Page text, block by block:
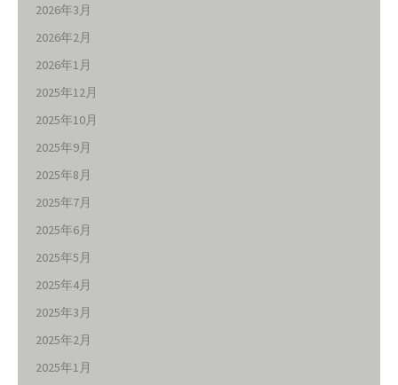
2026年3月
2026年2月
2026年1月
2025年12月
2025年10月
2025年9月
2025年8月
2025年7月
2025年6月
2025年5月
2025年4月
2025年3月
2025年2月
2025年1月